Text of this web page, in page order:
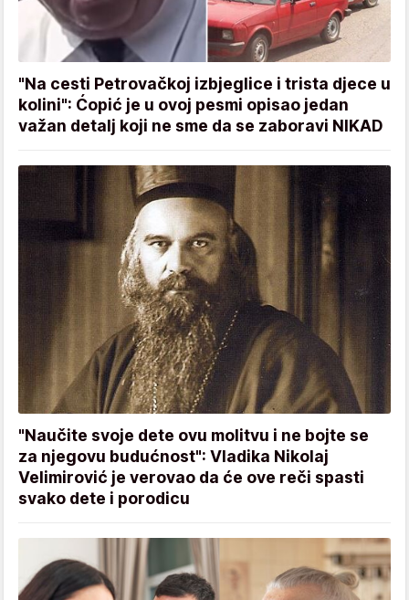
"Na cesti Petrovačkoj izbjeglice i trista djece u
kolini": Ćopić je u ovoj pesmi opisao jedan
važan detalj koji ne sme da se zaboravi NIKAD
"Naučite svoje dete ovu molitvu i ne bojte se
za njegovu budućnost": Vladika Nikolaj
Velimirović je verovao da će ove reči spasti
svako dete i porodicu